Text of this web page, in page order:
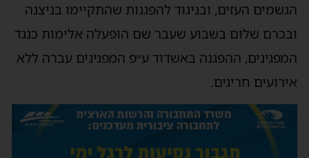
הגשמים העזים, ובניגוד להפגנות שהתקיימו בניצנה
ובכרם שלום בשבוע שעבר שם הופעלה אלימות כנגד
המפגינים, ההפגנה באשדוד ע״פ המפגינים עברה ללא
אירועים חריגים.